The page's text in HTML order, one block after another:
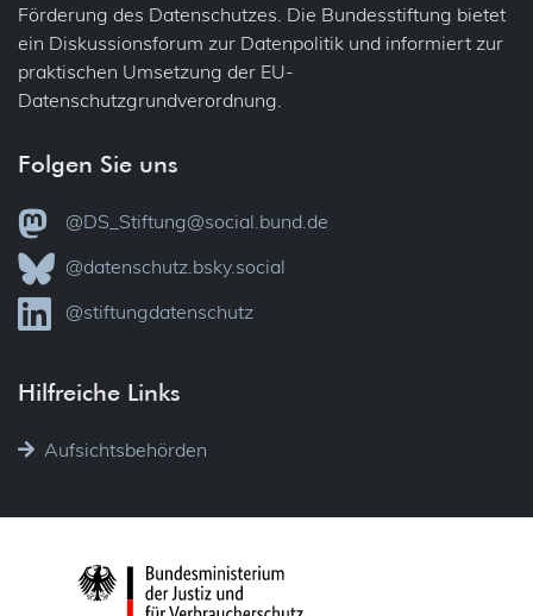
Förderung des Datenschutzes. Die Bundesstiftung bietet
ein Diskussionsforum zur Datenpolitik und informiert zur
praktischen Umsetzung der EU-
Datenschutzgrundverordnung.
Folgen Sie uns
@DS_Stiftung@social.bund.de
@datenschutz.bsky.social
@stiftungdatenschutz
Hilfreiche Links
Aufsichtsbehörden